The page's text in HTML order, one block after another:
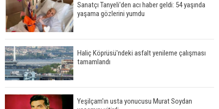
Sanatçı Tanyeli'den acı haber geldi: 54 yaşında
yaşama gözlerini yumdu
Haliç Köprüsü'ndeki asfalt yenileme çalışması
tamamlandı
Yeşilçam'ın usta yonucusu Murat Soydan